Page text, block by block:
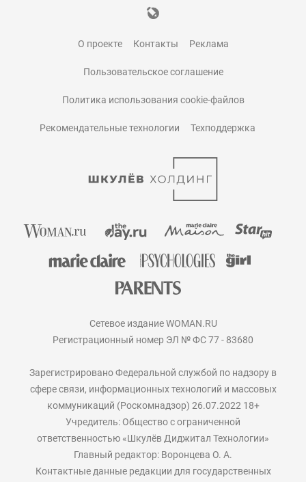
О проекте Контакты Реклама
Пользовательское соглашение
Политика использования cookie-файлов
Рекомендательные технологии Техподдержка
Сетевое издание WOMAN.RU
Регистрационный номер ЭЛ № ФС 77 - 83680
Зарегистрировано Федеральной службой по надзору в
сфере связи, информационных технологий и массовых
коммуникаций (Роскомнадзор) 26.07.2022 18+
Учредитель: Общество с ограниченной
ответственностью «Шкулёв Диджитал Технологии»
Главный редактор: Воронцева О. А.
Контактные данные редакции для государственных